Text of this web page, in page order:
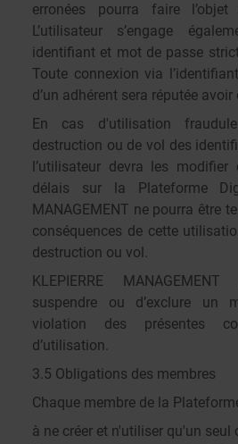
erronées pourra faire l’objet
L’utilisateur s’engage
identifiant et mot de passe
Toute connexion via
d’un adhérent sera réputée
En cas d'utilisation
destruction ou de vol des
l’utilisateur devra les
délais sur la Plateforme
MANAGEMENT ne pourra être
conséquences de cette
destruction ou vol.
KLEPIERRE
suspendre ou d’exclure un
violation des présentes
d’utilisation.
3.5 Obligations des membres
Chaque membre de la
à ne créer et n'utiliser qu'un seul